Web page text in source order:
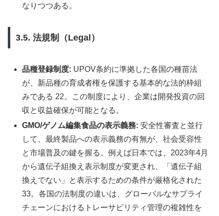
なりつつある。
3.5. 法規制（Legal）
品種登録制度: UPOV条約に準拠した各国の種苗法
が、新品種の育成者権を保護する基本的な法的枠組
みである 22。この制度により、企業は開発投資の回
収と収益確保が可能となる。
GMO/ゲノム編集食品の表示義務: 安全性審査と並行
して、最終製品への表示義務の有無が、社会受容性
と市場普及の鍵を握る。例えば日本では、2023年4月
から遺伝子組換え表示制度が変更され、「遺伝子組
換えでない」と表示するための条件が厳格化された
33。各国の法制度の違いは、グローバルなサプライ
チェーンにおけるトレーサビリティ管理の複雑性を